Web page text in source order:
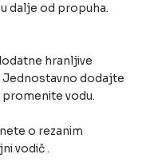
dalje od propuha.
hranljive
Jednostavno dodajte
promenite vodu.
o rezanim
vodič .